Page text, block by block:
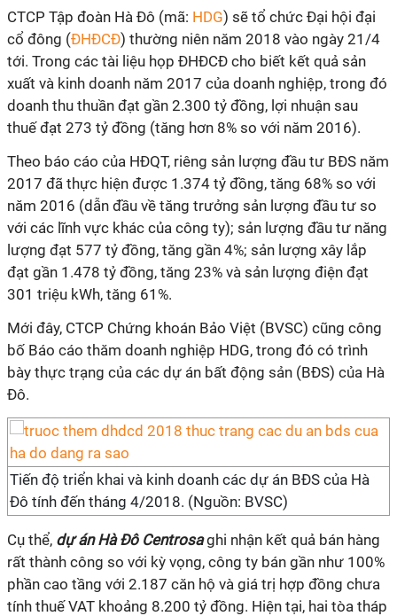
CTCP Tập đoàn Hà Đô (mã: HDG) sẽ tổ chức Đại hội đại
cổ đông (ĐHĐCĐ) thường niên năm 2018 vào ngày 21/4
tới. Trong các tài liệu họp ĐHĐCĐ cho biết kết quả sản
xuất và kinh doanh năm 2017 của doanh nghiệp, trong đó
doanh thu thuần đạt gần 2.300 tỷ đồng, lợi nhuận sau
thuế đạt 273 tỷ đồng (tăng hơn 8% so với năm 2016).
Theo báo cáo của HĐQT, riêng sản lượng đầu tư BĐS năm
2017 đã thực hiện được 1.374 tỷ đồng, tăng 68% so với
năm 2016 (dẫn đầu về tăng trưởng sản lượng đầu tư so
với các lĩnh vực khác của công ty); sản lượng đầu tư năng
lượng đạt 577 tỷ đồng, tăng gần 4%; sản lượng xây lắp
đạt gần 1.478 tỷ đồng, tăng 23% và sản lượng điện đạt
301 triệu kWh, tăng 61%.
Mới đây, CTCP Chứng khoán Bảo Việt (BVSC) cũng công
bố Báo cáo thăm doanh nghiệp HDG, trong đó có trình
bày thực trạng của các dự án bất động sản (BĐS) của Hà
Đô.
Tiến độ triển khai và kinh doanh các dự án BĐS của Hà
Đô tính đến tháng 4/2018. (Nguồn: BVSC)
Cụ thể, dự án Hà Đô Centrosaghi nhận kết quả bán hàng
rất thành công so với kỳ vọng, công ty bán gần như 100%
phần cao tầng với 2.187 căn hộ và giá trị hợp đồng chưa
tính thuế VAT khoảng 8.200 tỷ đồng. Hiện tại, hai tòa tháp